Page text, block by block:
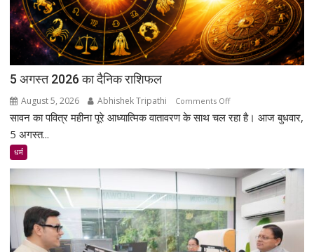
5 अगस्त 2026 का दैनिक राशिफल
August 5, 2026 Abhishek Tripathi Comments Offon
5
दैनिक
राशिफल
सावन का पवित्र महीना पूरे आध्यात्मिक वातावरण के साथ चल रहा है। आज बुधवार,
5 अगस्त...
धर्म